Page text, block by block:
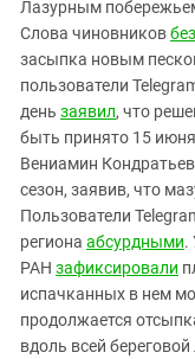
Лазурным
Слова чиновников
засыпка новым
пользователи
день заявил, что
быть принято 15
Вениамин
сезон, заявив, что
Пользователи
региона абсурдными.
РАН зафиксировали
испачканных в нем
продолжается
вдоль всей